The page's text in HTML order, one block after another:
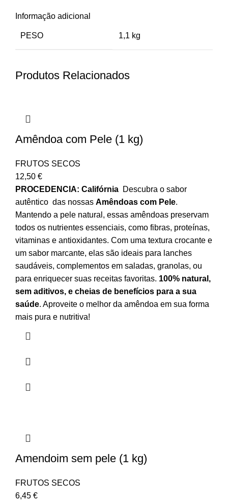
Informação adicional
PESO 1,1 kg
Produtos Relacionados
Amêndoa com Pele (1 kg)
FRUTOS SECOS
12,50 €
PROCEDENCIA: Califórnia Descubra o sabor
autêntico das nossas Amêndoas com Pele.
Mantendo a pele natural, essas amêndoas preservam
todos os nutrientes essenciais, como fibras, proteínas,
vitaminas e antioxidantes. Com uma textura crocante e
um sabor marcante, elas são ideais para lanches
saudáveis, complementos em saladas, granolas, ou
para enriquecer suas receitas favoritas. 100% natural,
sem aditivos, e cheias de benefícios para a sua
saúde. Aproveite o melhor da amêndoa em sua forma
mais pura e nutritiva!
Amendoim sem pele (1 kg)
FRUTOS SECOS
6,45 €